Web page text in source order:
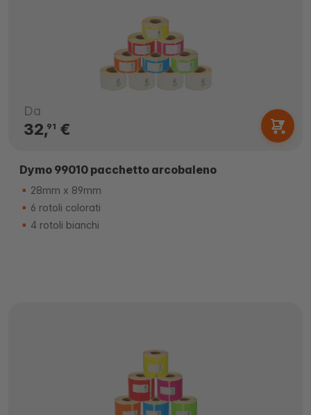
Da
32,91 €
Dymo 99010 pacchetto arcobaleno
28mm x 89mm
6 rotoli colorati
4 rotoli bianchi